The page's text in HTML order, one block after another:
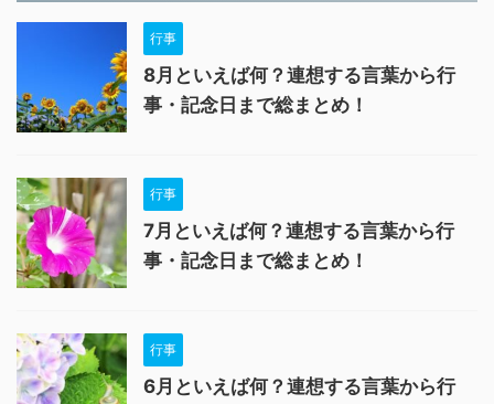
行事
8月といえば何？連想する言葉から行
事・記念日まで総まとめ！
行事
7月といえば何？連想する言葉から行
事・記念日まで総まとめ！
行事
6月といえば何？連想する言葉から行